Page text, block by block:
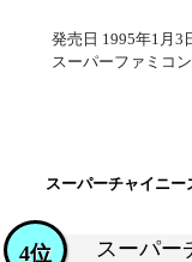
発売日 1995年1月3
スーパーファミコ
スーパーチャイニ
スーパー
4位